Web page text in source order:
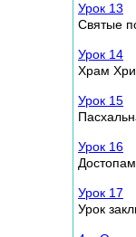
Урок 13
Святые
Урок 14
Храм
Урок 15
Урок 16
Урок 17
Урок